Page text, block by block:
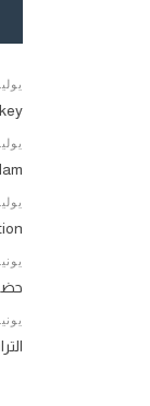
يوليو 2,
يوليو 2,
يوليو 1,
يونيو 29,
يونيو 29,